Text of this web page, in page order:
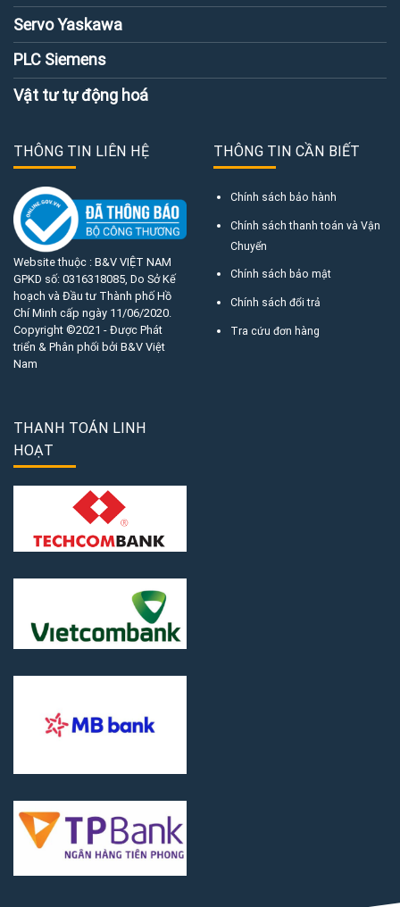
Servo Yaskawa
PLC Siemens
Vật tư tự động hoá
THÔNG TIN LIÊN HỆ
Website thuộc : B&V VIỆT NAM
GPKD số: 0316318085 , Do Sở Kế
hoạch và Đầu tư Thành phố Hồ
Chí Minh cấp ngày 11/06/2020.
Copyright ©2021 - Được Phát
triển & Phân phối bởi B&V Việt
Nam
THÔNG TIN CẦN BIẾT
Chính sách bảo hành
Chính sách thanh toán và Vận
Chuyển
Chính sách bảo mật
Chính sách đổi trả
Tra cứu đơn hàng
THANH TOÁN LINH
HOẠT